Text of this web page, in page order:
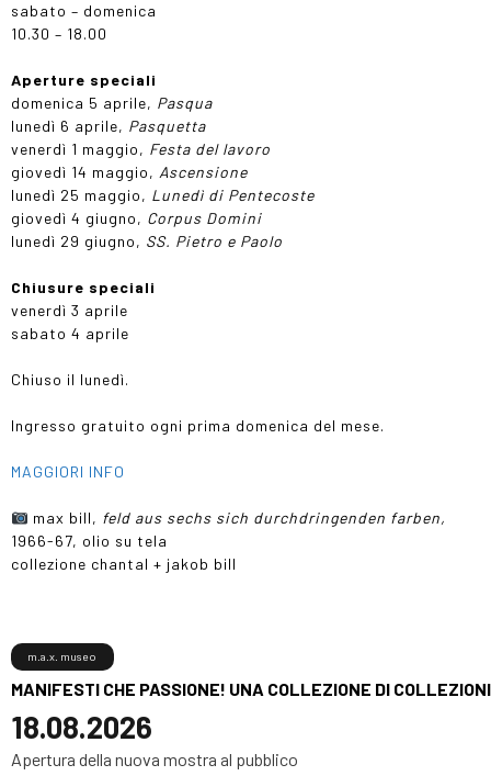
sabato – domenica
10.30 – 18.00
Aperture speciali
domenica 5 aprile, Pasqua
lunedì 6 aprile, Pasquetta
venerdì 1 maggio, Festa del lavoro
giovedì 14 maggio, Ascensione
lunedì 25 maggio, Lunedì di Pentecoste
giovedì 4 giugno, Corpus Domini
lunedì 29 giugno, SS. Pietro e Paolo
Chiusure speciali
venerdì 3 aprile
sabato 4 aprile
Chiuso il lunedì.
Ingresso gratuito ogni prima domenica del mese.
MAGGIORI INFO
max bill, feld aus sechs sich durchdringenden farben,
1966-67, olio su tela
collezione chantal + jakob bill
MANIFESTI CHE PASSIONE! UNA COLLEZIONE DI COLLEZIONI
18.08.2026
m.a.x. museo
Apertura della nuova mostra al pubblico